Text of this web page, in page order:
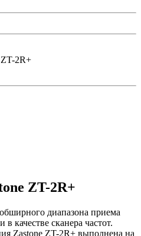
2R+
ZT-2R+
диапазона приема
качестве сканера частот.
Zastone ZT-2R+ выполнена на